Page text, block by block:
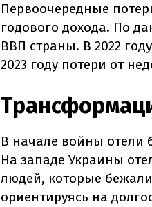
Первоочередные
годового дохода. По
ВВП страны. В 2022
2023 году потери от
В начале войны отели
На западе Украины
людей, которые
ориентируясь на